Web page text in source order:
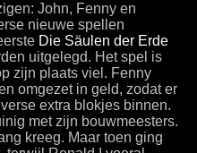
John, Fenny en
nieuwe spellen
Die Säulen der Erde
uitgelegd. Het spel is
zijn plaats viel. Fenny
omgezet in geld, zodat er
extra blokjes binnen.
met zijn bouwmeesters.
kreeg. Maar toen ging